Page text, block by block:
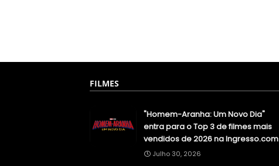
FILMES
"Homem-Aranha: Um Novo Dia"
entra para o Top 3 de filmes mais
vendidos de 2026 na Ingresso.com
Julho 30, 2026